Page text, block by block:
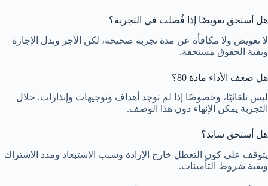
هل أستحق تعويضًا إذا فُصلت في التجربة؟
لا تعويض ولا مكافأة عن مدة تجربة صحيحة، لكن الأجر وبدل الإجازة
وبقية الحقوق مستحقة.
هل ضعف الأداء مادة 80؟
ليس تلقائيًا، وخصوصًا إذا لم توجد أهداف وتوجيهات وإنذارات. خلال
التجربة يمكن الإنهاء دون هذا الوصف.
هل أستحق ساند؟
يتوقف على كون التعطل خارج الإرادة وسبب الاستبعاد ومدد الاشتراك
وبقية شروط التأمينات.